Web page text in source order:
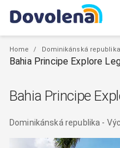
Home / Dominikánská republika
Bahia Principe Explore
Bahia Principe
Dominikánská republika -